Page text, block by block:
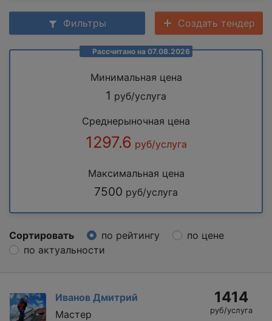
Фильтры Создать тендер
Рассчитано на 07.08.2026
Минимальная цена
1 руб/услуга
Среднерыночная цена
1297.6 руб/услуга
Максимальная цена
7500 руб/услуга
Сортировать по рейтингу
по цене
по актуальности
Иванов Дмитрий
Мастер
1414
руб/услуга